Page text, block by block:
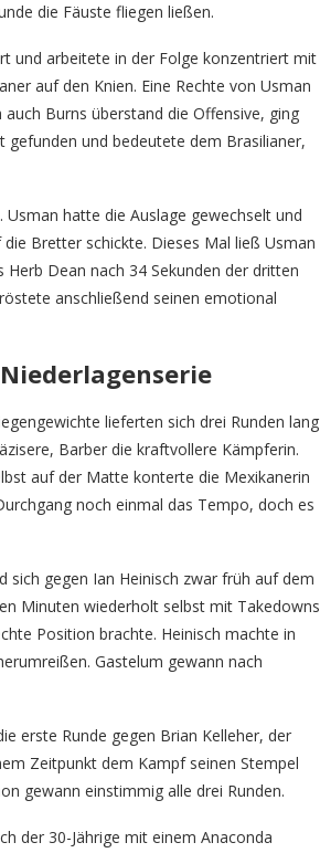
die Fäuste fliegen ließen.
und arbeitete in der Folge konzentriert mit
auf den Knien. Eine Rechte von Usman
Burns überstand die Offensive, ging
und bedeutete dem Brasilianer,
hatte die Auslage gewechselt und
Bretter schickte. Dieses Mal ließ Usman
Dean nach 34 Sekunden der dritten
anschließend seinen emotional
lieferten sich drei Runden lang
Barber die kraftvollere Kämpferin.
auf der Matte konterte die Mexikanerin
noch einmal das Tempo, doch es
sich gegen Ian Heinisch zwar früh auf dem
Minuten wiederholt selbst mit Takedowns
Position brachte. Heinisch machte in
Gastelum gewann nach
erste Runde gegen Brian Kelleher, der
Zeitpunkt dem Kampf seinen Stempel
gewann einstimmig alle drei Runden.
der 30-Jährige mit einem Anaconda